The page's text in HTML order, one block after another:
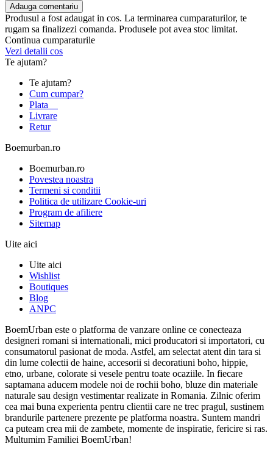
Adauga comentariu
Produsul a fost adaugat in cos. La terminarea cumparaturilor, te
rugam sa finalizezi comanda. Produsele pot avea stoc limitat.
Continua cumparaturile
Vezi detalii cos
Te ajutam?
Te ajutam?
Cum cumpar?
Plata
Livrare
Retur
Boemurban.ro
Boemurban.ro
Povestea noastra
Termeni si conditii
Politica de utilizare Cookie-uri
Program de afiliere
Sitemap
Uite aici
Uite aici
Wishlist
Boutiques
Blog
ANPC
BoemUrban este o platforma de vanzare online ce conecteaza
designeri romani si internationali, mici producatori si importatori, cu
consumatorul pasionat de moda. Astfel, am selectat atent din tara si
din lume colectii de haine, accesorii si decoratiuni boho, hippie,
etno, urbane, colorate si vesele pentru toate ocaziile. In fiecare
saptamana aducem modele noi de rochii boho, bluze din materiale
naturale sau design vestimentar realizate in Romania. Zilnic oferim
cea mai buna experienta pentru clientii care ne trec pragul, sustinem
brandurile partenere prezente pe platforma noastra. Suntem mandri
ca puteam crea mii de zambete, momente de inspiratie, fericire si ras.
Multumim Familiei BoemUrban!